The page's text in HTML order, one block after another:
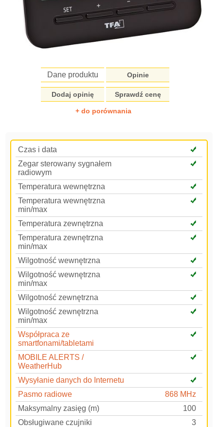
Dane produktu Opinie
Dodaj opinię Sprawdź cenę
+ do porównania
Czas i data
Zegar sterowany sygnałem
radiowym
Temperatura wewnętrzna
Temperatura wewnętrzna
min/max
Temperatura zewnętrzna
Temperatura zewnętrzna
min/max
Wilgotność wewnętrzna
Wilgotność wewnętrzna
min/max
Wilgotność zewnętrzna
Wilgotność zewnętrzna
min/max
Współpraca ze
smartfonami/tabletami
MOBILE ALERTS /
WeatherHub
Wysyłanie danych do Internetu
Pasmo radiowe
868 MHz
Maksymalny zasięg (m)
100
Obsługiwane czujniki
3